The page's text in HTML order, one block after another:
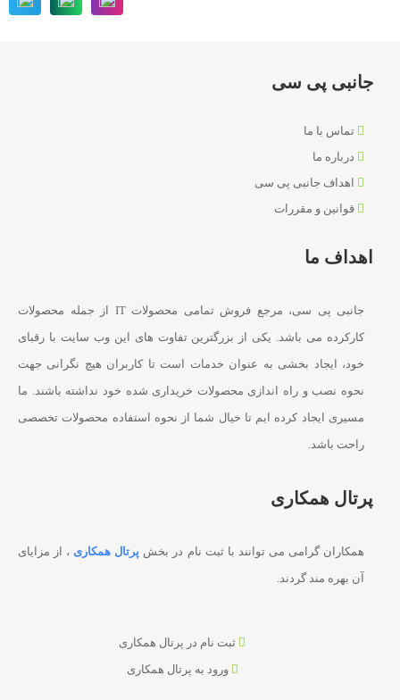
جانبی پی سی
تماس با ما
درباره ما
اهداف جانبی پی سی
قوانین و مقررات
اهداف ما
جانبی پی سی، مرجع فروش تمامی محصولات IT از جمله محصولات
کارکرده می باشد. یکی از بزرگترین تفاوت های این وب سایت با رقبای
خود، ایجاد بخشی به عنوان خدمات است تا کاربران هیچ نگرانی جهت
نحوه نصب و راه اندازی محصولات خریداری شده خود نداشته باشند. ما
مسیری ایجاد کرده ایم تا خیال شما از نحوه استفاده محصولات تخصصی
راحت باشد.
پرتال همکاری
همکاران گرامی می توانند با ثبت نام در بخش پرتال همکاری ، از مزایای
آن بهره مند گردند.
ثبت نام در پرتال همکاری
ورود به پرتال همکاری